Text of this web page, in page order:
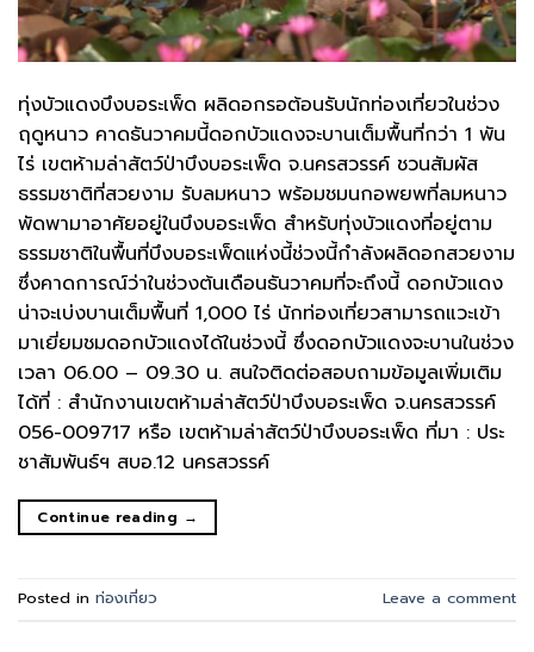
ทุ่งบัวแดงบึงบอระเพ็ด ผลิดอกรอต้อนรับนักท่องเที่ยวในช่วง
ฤดูหนาว คาดธันวาคมนี้ดอกบัวแดงจะบานเต็มพื้นที่กว่า 1 พัน
ไร่ เขตห้ามล่าสัตว์ป่าบึงบอระเพ็ด จ.นครสวรรค์ ชวนสัมผัส
ธรรมชาติที่สวยงาม รับลมหนาว พร้อมชมนกอพยพที่ลมหนาว
พัดพามาอาศัยอยู่ในบึงบอระเพ็ด สำหรับทุ่งบัวแดงที่อยู่ตาม
ธรรมชาติในพื้นที่บึงบอระเพ็ดแห่งนี้ช่วงนี้กำลังผลิดอกสวยงาม
ซึ่งคาดการณ์ว่าในช่วงต้นเดือนธันวาคมที่จะถึงนี้ ดอกบัวแดง
น่าจะเบ่งบานเต็มพื้นที่ 1,000 ไร่ นักท่องเที่ยวสามารถแวะเข้า
มาเยี่ยมชมดอกบัวแดงได้ในช่วงนี้ ซึ่งดอกบัวแดงจะบานในช่วง
เวลา 06.00 – 09.30 น. สนใจติดต่อสอบถามข้อมูลเพิ่มเติม
ได้ที่ : สำนักงานเขตห้ามล่าสัตว์ป่าบึงบอระเพ็ด จ.นครสวรรค์
056-009717 หรือ เขตห้ามล่าสัตว์ป่าบึงบอระเพ็ด ที่มา : ประ
ชาสัมพันธ์ฯ สบอ.12 นครสวรรค์
Continue reading →
Posted in ท่องเที่ยว Leave a comment